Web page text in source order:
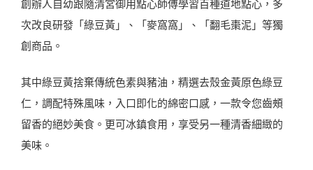
創辦人自幼跟隨清宮御用點心師傅學習百種道地點心，多
次改良研發「綠豆黃」、「麥窩窩」、「翻毛棗泥」等獨
創商品。
其中綠豆黃捨棄傳統色素與豬油，精選去殼金黃原色綠豆
仁，調配特殊風味，入口即化的綿密口感，一款令您齒頰
留香的絕妙美食。更可冰鎮食用，享受另一種清香細緻的
美味。